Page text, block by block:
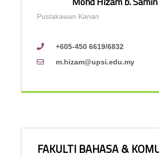
Pustakawan Kanan
+605-450 6619/6832
m.hizam@upsi.edu.my
FAKULTI BAHASA &